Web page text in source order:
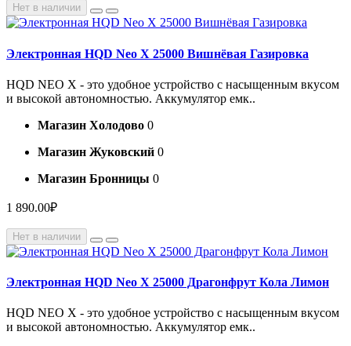
Нет в наличии
Электронная HQD Neo X 25000 Вишнёвая Газировка
HQD NEO X - это удобное устройство с насыщенным вкусом
и высокой автономностью. Аккумулятор емк..
Магазин Холодово 0
Магазин Жуковский 0
Магазин Бронницы 0
1 890.00₽
Нет в наличии
Электронная HQD Neo X 25000 Драгонфрут Кола Лимон
HQD NEO X - это удобное устройство с насыщенным вкусом
и высокой автономностью. Аккумулятор емк..